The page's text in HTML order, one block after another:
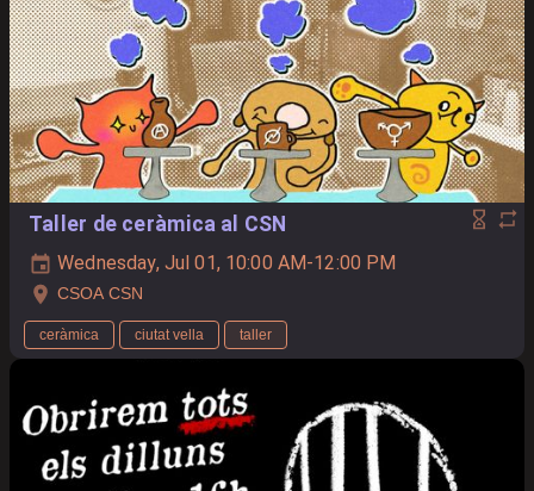
Taller de ceràmica al CSN
Wednesday, Jul 01, 10:00 AM-12:00 PM
CSOA CSN
ceràmica ciutat vella taller